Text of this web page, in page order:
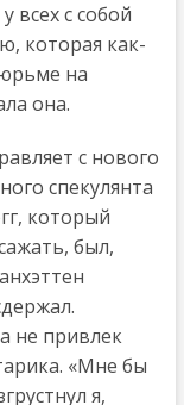
всех с собой
которая как-
на
она.
с нового
спекулянта
который
был,
не привлек
«Мне бы
я,